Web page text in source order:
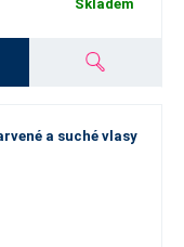
Skladem
a suché vlasy